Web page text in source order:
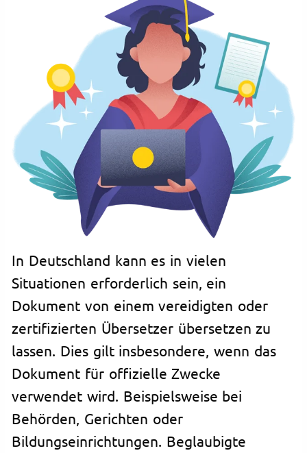
In Deutschland kann es in vielen
Situationen erforderlich sein, ein
Dokument von einem vereidigten oder
zertifizierten Übersetzer übersetzen zu
lassen. Dies gilt insbesondere, wenn das
Dokument für offizielle Zwecke
verwendet wird. Beispielsweise bei
Behörden, Gerichten oder
Bildungseinrichtungen. Beglaubigte